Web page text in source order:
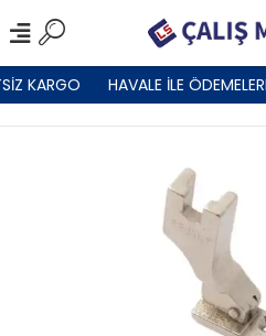
KARGO HAVALE İLE